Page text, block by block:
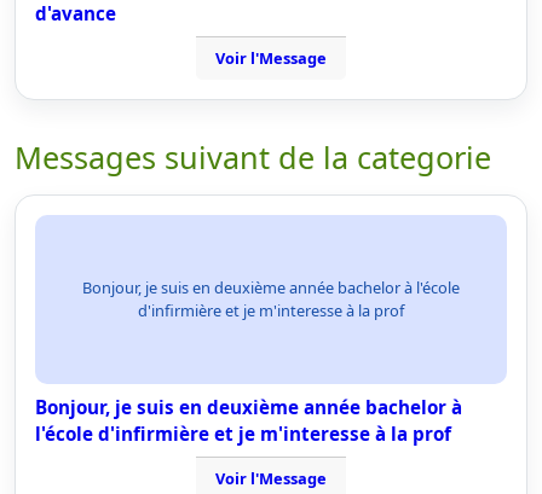
d'avance
Voir l'Message
Messages suivant de la categorie
Bonjour, je suis en deuxième année bachelor à l'école
d'infirmière et je m'interesse à la prof
Bonjour, je suis en deuxième année bachelor à
l'école d'infirmière et je m'interesse à la prof
Voir l'Message